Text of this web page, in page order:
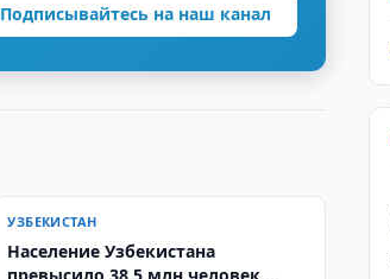
Подписывайтесь на наш канал
УЗБЕКИСТАН
Население Узбекистана